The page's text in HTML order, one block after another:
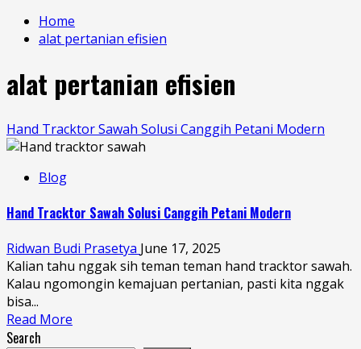
Home
alat pertanian efisien
alat pertanian efisien
Hand Tracktor Sawah Solusi Canggih Petani Modern
Blog
Hand Tracktor Sawah Solusi Canggih Petani Modern
Ridwan Budi Prasetya June 17, 2025
Kalian tahu nggak sih teman teman hand tracktor sawah.
Kalau ngomongin kemajuan pertanian, pasti kita nggak
bisa...
Read More
Search